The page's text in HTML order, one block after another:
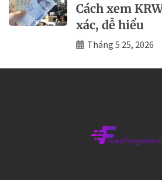
Cách xem
xác, dễ hiểu
Tháng 5 25, 2026